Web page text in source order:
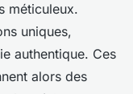
méticuleux.
uniques,
authentique. Ces
alors des